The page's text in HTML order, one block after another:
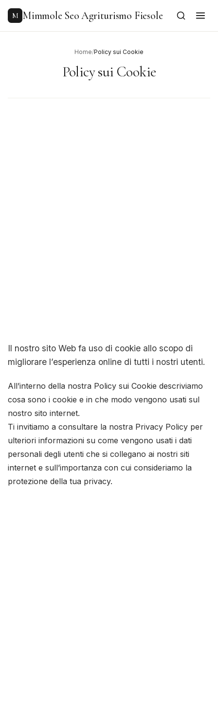
content
M Mimmole Seo Agriturismo Fiesole
Home/Policy sui Cookie
Policy sui Cookie
Il nostro sito Web fa uso di cookie allo scopo di
migliorare l’esperienza online di tutti i nostri utenti.
All’interno della nostra Policy sui Cookie descriviamo
cosa sono i cookie e in che modo vengono usati sul
nostro sito internet.
Ti invitiamo a consultare la nostra Privacy Policy per
ulteriori informazioni su come vengono usati i dati
personali degli utenti che si collegano ai nostri siti
internet e sull’importanza con cui consideriamo la
protezione della tua privacy.